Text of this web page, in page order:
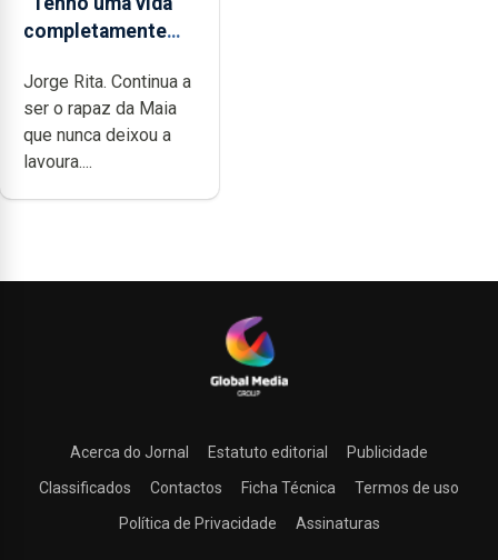
completamente
dedicação, gosto e
muita paixão”
Jorge Rita. Continua a
ser o rapaz da Maia
que nunca deixou a
lavoura....
Acerca do Jornal Estatuto editorial
Publicidade
Classificados
Contactos Ficha Técnica
Termos de uso
Política de Privacidade
Assinaturas